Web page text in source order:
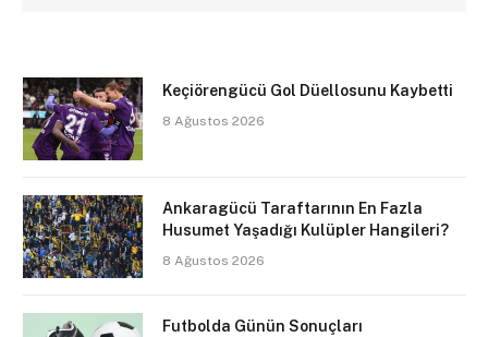
Keçiörengücü Gol Düellosunu Kaybetti
8 Ağustos 2026
Ankaragücü Taraftarının En Fazla
Husumet Yaşadığı Kulüpler Hangileri?
8 Ağustos 2026
Futbolda Günün Sonuçları